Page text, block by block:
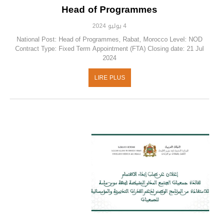
Head of Programmes
4 يوليو 2024
National Post: Head of Programmes, Rabat, Morocco Level: NOD
Contract Type: Fixed Term Appointment (FTA) Closing date: 21 Jul
2024
LIRE PLUS